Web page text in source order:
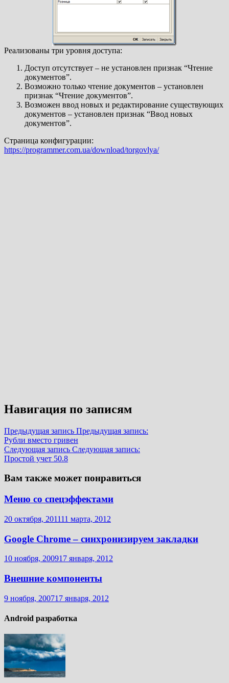
Реализованы три уровня доступа:
Доступ отсутствует – не установлен признак “Чтение
документов”.
Возможно только чтение документов – установлен
признак “Чтение документов”.
Возможен ввод новых и редактирование существующих
документов – установлен признак “Ввод новых
документов”.
Страница конфигурации:
https://programmer.com.ua/download/torgovlya/
Навигация по записям
Предыдущая запись Предыдущая запись:
Рубли вместо гривен
Следующая запись Следующая запись:
Простой учет 50.8
Вам также может понравиться
Меню со спецэффектами
20 октября, 201111 марта, 2012
Google Chrome – синхронизируем закладки
10 ноября, 200917 января, 2012
Внешние компоненты
9 ноября, 200717 января, 2012
Android разработка